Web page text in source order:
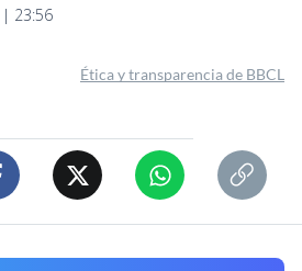
| 23:56
Ética y transparencia de BBCL